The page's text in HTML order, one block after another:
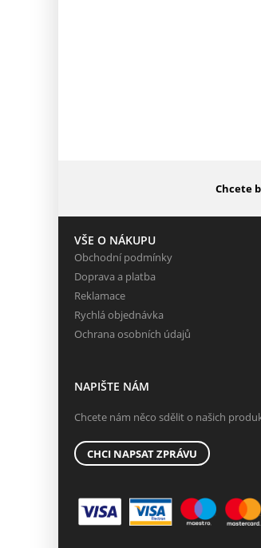
Chcete
VŠE O NÁKUPU
Obchodní podmínky
Doprava a platba
Reklamace
Rychlá objednávka
Ochrana osobních údajů
NAPIŠTE NÁM
Chcete nám něco sdělit o našich
CHCI NAPSAT ZPRÁVU